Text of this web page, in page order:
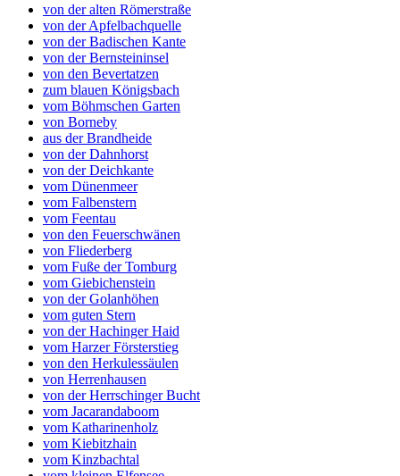
von der alten Römerstraße
von der Apfelbachquelle
von der Badischen Kante
von der Bernsteininsel
von den Bevertatzen
zum blauen Königsbach
vom Böhmschen Garten
von Borneby
aus der Brandheide
von der Dahnhorst
von der Deichkante
vom Dünenmeer
vom Falbenstern
vom Feentau
von den Feuerschwänen
von Fliederberg
vom Fuße der Tomburg
vom Giebichenstein
von der Golanhöhen
vom guten Stern
von der Hachinger Haid
vom Harzer Försterstieg
von den Herkulessäulen
von Herrenhausen
von der Herrschinger Bucht
vom Jacarandaboom
vom Katharinenholz
vom Kiebitzhain
vom Kinzbachtal